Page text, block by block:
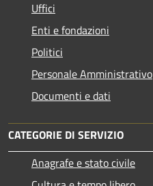
Uffici
Enti e fondazioni
Politici
Personale Amministrativo
Documenti e dati
CATEGORIE DI SERVIZIO
Anagrafe e stato civile